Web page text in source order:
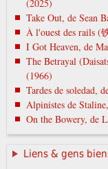
(2025)
Take Out, de Sean
À l'ouest des rails (
I Got Heaven, de
The Betrayal
(1966)
Tardes de soledad,
Alpinistes de
On the Bowery, de
Liens & gens